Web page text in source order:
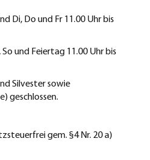
Di, Do und Fr 11.00 Uhr bis
So und Feiertag 11.00 Uhr bis
Silvester sowie
geschlossen.
gem. §4 Nr. 20 a)